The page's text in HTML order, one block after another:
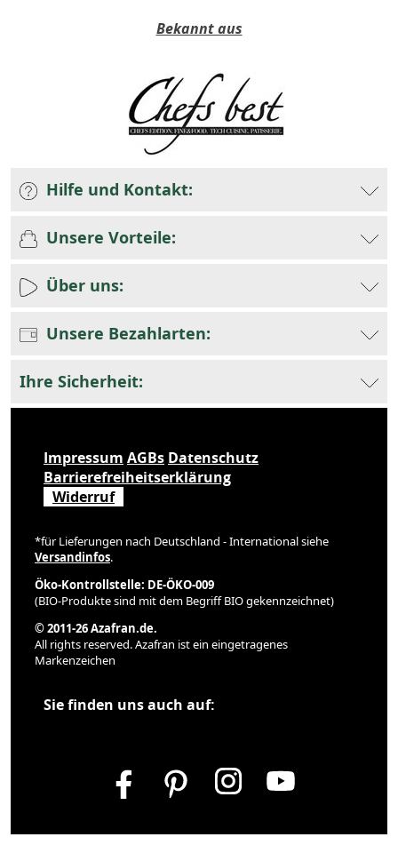
Bekannt aus
Hilfe und Kontakt:
Unsere Vorteile:
Über uns:
Unsere Bezahlarten:
Ihre Sicherheit:
Impressum AGBs Datenschutz
Barrierefreiheitserklärung
Widerruf
*für Lieferungen nach Deutschland - International siehe
Versandinfos.
Öko-Kontrollstelle: DE-ÖKO-009
(BIO-Produkte sind mit dem Begriff BIO gekennzeichnet)
© 2011-26 Azafran.de.
All rights reserved. Azafran ist ein eingetragenes
Markenzeichen
Sie finden uns auch auf: